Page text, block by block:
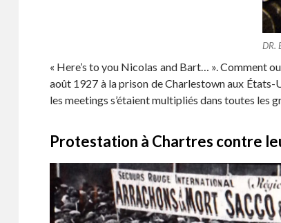
DR.
« Here’s to you Nicolas and Bart… ». Comment
août 1927 à la prison de Charlestown aux États-
les meetings s’étaient multipliés dans toutes les
Protestation à Chartres contre